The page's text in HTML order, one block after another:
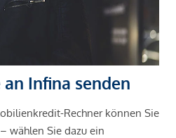
Infina senden
Rechner können Sie
wählen Sie dazu ein